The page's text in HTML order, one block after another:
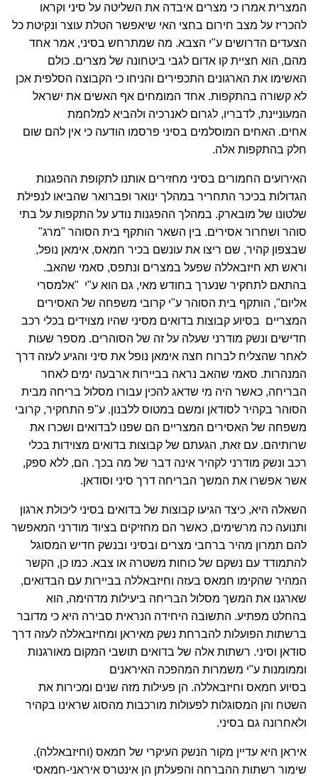
המצרית אמרו כי מצרים איבדה את השליטה על סיני וקראו
להכריז על מצב חירום בחצי האי שיאפשר הטלת עוצר ונקיטת כל
הצעדים הדרושים ע"י הצבא. מה שמתרחש בסיני, אמר אחד
מהם, הוא חציית קו אדום לגבי ביטחונה של מצרים. כולם
האשימו את הארגונים התכפירים והניחו כי הקבוצה הסלפית אכן
לא קשורה בהתקפות. אחד המומחים אף האשים את ישראל
המעוניינת, לדבריו, לגרום לאנרכיה ולהביא למלחמת
אחים. האחים המוסלמים בסיני פרסמו הודעה כי אין להם שום
חלק בהתקפות אלה.
האירועים החמורים בסיני מחזירים אותנו לתקופת ההפגנות
הגדולות בכיכר התחריר במהלך ינואר ופברואר שהביאו לנפילת
שלטונו של מובארק. במהלך ההפגנות נודע על התקפות על בתי
סוהר ושחרור אסירים. בין השאר הותקף בית הסוהר "מרג"
שבצפון קהיר, שם ריצו את עונשם בכיר חמאס, אימאן נופל,
וראש תא חיזבאללה שפעל במצרים ונתפס, סאמי שהאב.
בהתאם לתחקיר שנערך בחודש מאי, גם הוא ע"י "אלמסרי
אליום", הותקף בית הסוהר ע"י קרובי משפחה של האסירים
המצריים בסיוע קבוצות בדואים מסיני שהיו מצוידים בכלי רכב
חדישים ונשק מודרני שעלה על זה של הסוהרים. מספר שעות
לאחר שהצליח לברוח חצה אימאן נופל את סיני והגיע לעזה דרך
המנהרות. סאמי שהאב נראה בביירות ארבעה ימים לאחר
הבריחה, כאשר היה מי שדאג להכין עבורו מסלול בריחה מבית
הסוהר בקהיר לסודאן ומשם במטוס ללבנון. ע"פ התחקיר, קרובי
משפחה של האסירים המצריים הם שפנו לבדואים ושכרו את
שרותיהם. עם זאת, הגעתם של קבוצות בדואים מצוידות בכלי
רכב ונשק מודרני לקהיר אינה דבר של מה בכך. הם, ללא ספק,
אשר אפשרו את המשך הבריחה דרך סיני וסודאן.
השאלה היא, כיצד הגיעו קבוצות של בדואים בסיני ליכולת ארגון
ותנועה כה מרשימים, כאשר הם מחזיקים בציוד מודרני המאפשר
להם תמרון מהיר ברחבי מצרים ובסיני ובנשק חדיש המסוגל
להתמודד עם נשקם של כוחות משטרה או צבא. כמו כן, הקשר
המהיר שהקימו חמאס בעזה וחיזבאללה בביירות עם הבדואים,
שארגנו את המשך מסלול הבריחה ביעילות מדהימה, הוא
בהחלט מפתיע. התשובה היחידה הנראית סבירה היא כי מדובר
ברשתות הפועלות להברחת נשק מאיראן ומחיזבאללה לעזה דרך
סודאן וסיני. רשתות אלה של בדואים תושבי המקום מאורגנות
וממומנות ע"י משמרות המהפכה האיראנים
בסיוע חמאס וחיזבאללה. הן פעילות מזה שנים ומכירות את
השטח והן המסוגלות לפעולות מורכבות מהסוג שראינו בקהיר
ולאחרונה גם בסיני.
איראן היא עדיין מקור הנשק העיקרי של חמאס (וחיזבאללה).
שימור רשתות ההברחה והפעלתן הן אינטרס איראני-חמאסי